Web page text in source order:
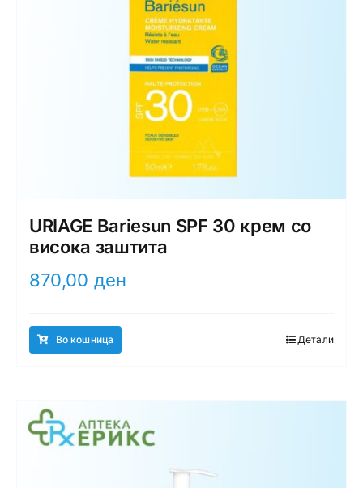
URIAGE Bariesun SPF 30 крем со
висока заштита
870,00 ден
Во кошница Детали